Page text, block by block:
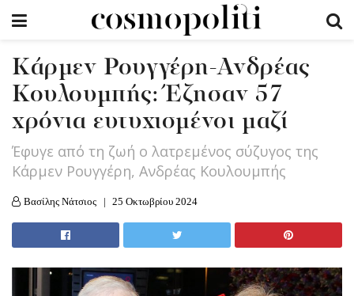
Kάρμεν Ρουγγέρη-Ανδρέας
Κουλουμπής: Έζησαν 57
χρόνια ευτυχισμένοι μαζί
Έφυγε από τη ζωή ο λατρεμένος σύζυγος της
Κάρμεν Ρουγγέρη, Ανδρέας Κουλουμπής
Βασίλης Νάτσιος 25 Οκτωβρίου 2024